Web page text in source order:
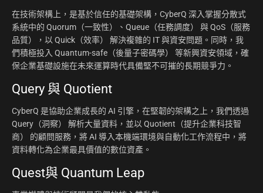
在技術架構上，是基於信任的基礎架構，CyberQ 深入掌握分散式
系統中的 Quorum（一致性）、Queue（任務調度） 與 QoS（服務
品質），以 Quick（效率） 解決複雜的 IT 與資安問題。同時，我
們積極投入 Quantum-safe（後量子密碼學） 等新興資安領域，確
保企業基礎設施在未來運算時代具備堅不可摧的長期競爭力。
Query 與 Quotient
CyberQ 是協助企業成長的 AI 引擎，在堅韌的架構之上，我們透過
Query（洞察） 解析大量資料，並以 Quotient（提升企業科技智
商） 的顧問服務，將 AI 導入本機端環境與自動化工作流程中，將
資料轉化為企業最具價值的數位資產。
Quest與 Quantum Leap